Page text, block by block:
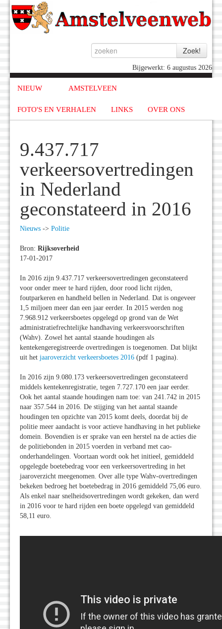
Bijgewerkt: 6 augustus 2026
NIEUW AMSTELVEEN
FOTO'S EN VERHALEN LINKS OVER ONS
9.437.717
verkeersovertredingen
in Nederland
geconstateerd in 2016
Nieuws -> Politie
Bron: Rijksoverheid
17-01-2017
In 2016 zijn 9.437.717 verkeersovertredingen geconstateerd
voor onder meer te hard rijden, door rood licht rijden,
foutparkeren en handheld bellen in Nederland. Dat is ongeveer
1,5 miljoen meer dan een jaar eerder. In 2015 werden nog
7.968.912 verkeersboetes opgelegd op grond van de Wet
administratiefrechtelijke handhaving verkeersvoorschriften
(Wahv). Zowel het aantal staande houdingen als
kentekengeregistreerde overtredingen is toegenomen. Dat blijkt
uit het jaaroverzicht verkeersboetes 2016 (pdf 1 pagina).
In 2016 zijn 9.080.173 verkeersovertredingen geconstateerd
middels kentekenregistratie, tegen 7.727.170 een jaar eerder.
Ook het aantal staande houdingen nam toe: van 241.742 in 2015
naar 357.544 in 2016. De stijging van het aantal staande
houdingen ten opzichte van 2015 komt deels, doordat bij de
politie meer aandacht is voor actieve handhaving in het publieke
domein. Bovendien is er sprake van een herstel na de acties die
de politiebonden in 2015 voerden in verband met cao-
onderhandelingen. Voortaan wordt ook het initieel, gemiddeld
opgelegde boetebedrag voor een verkeersovertreding in het
jaaroverzicht meegenomen. Over alle type Wahv-overtredingen
bekeken bedroeg het boetebedrag in 2016 gemiddeld 75,06 euro.
Als enkel naar snelheidsovertredingen wordt gekeken, dan werd
in 2016 voor te hard rijden een boete opgelegd van gemiddeld
58,11 euro.